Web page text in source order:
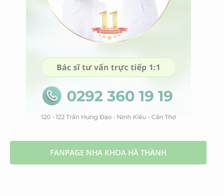
FANPAGE NHA KHOA HÀ THÀNH